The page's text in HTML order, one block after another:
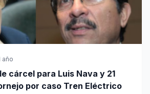
año
cárcel para Luis Nava y 21
por caso Tren Eléctrico